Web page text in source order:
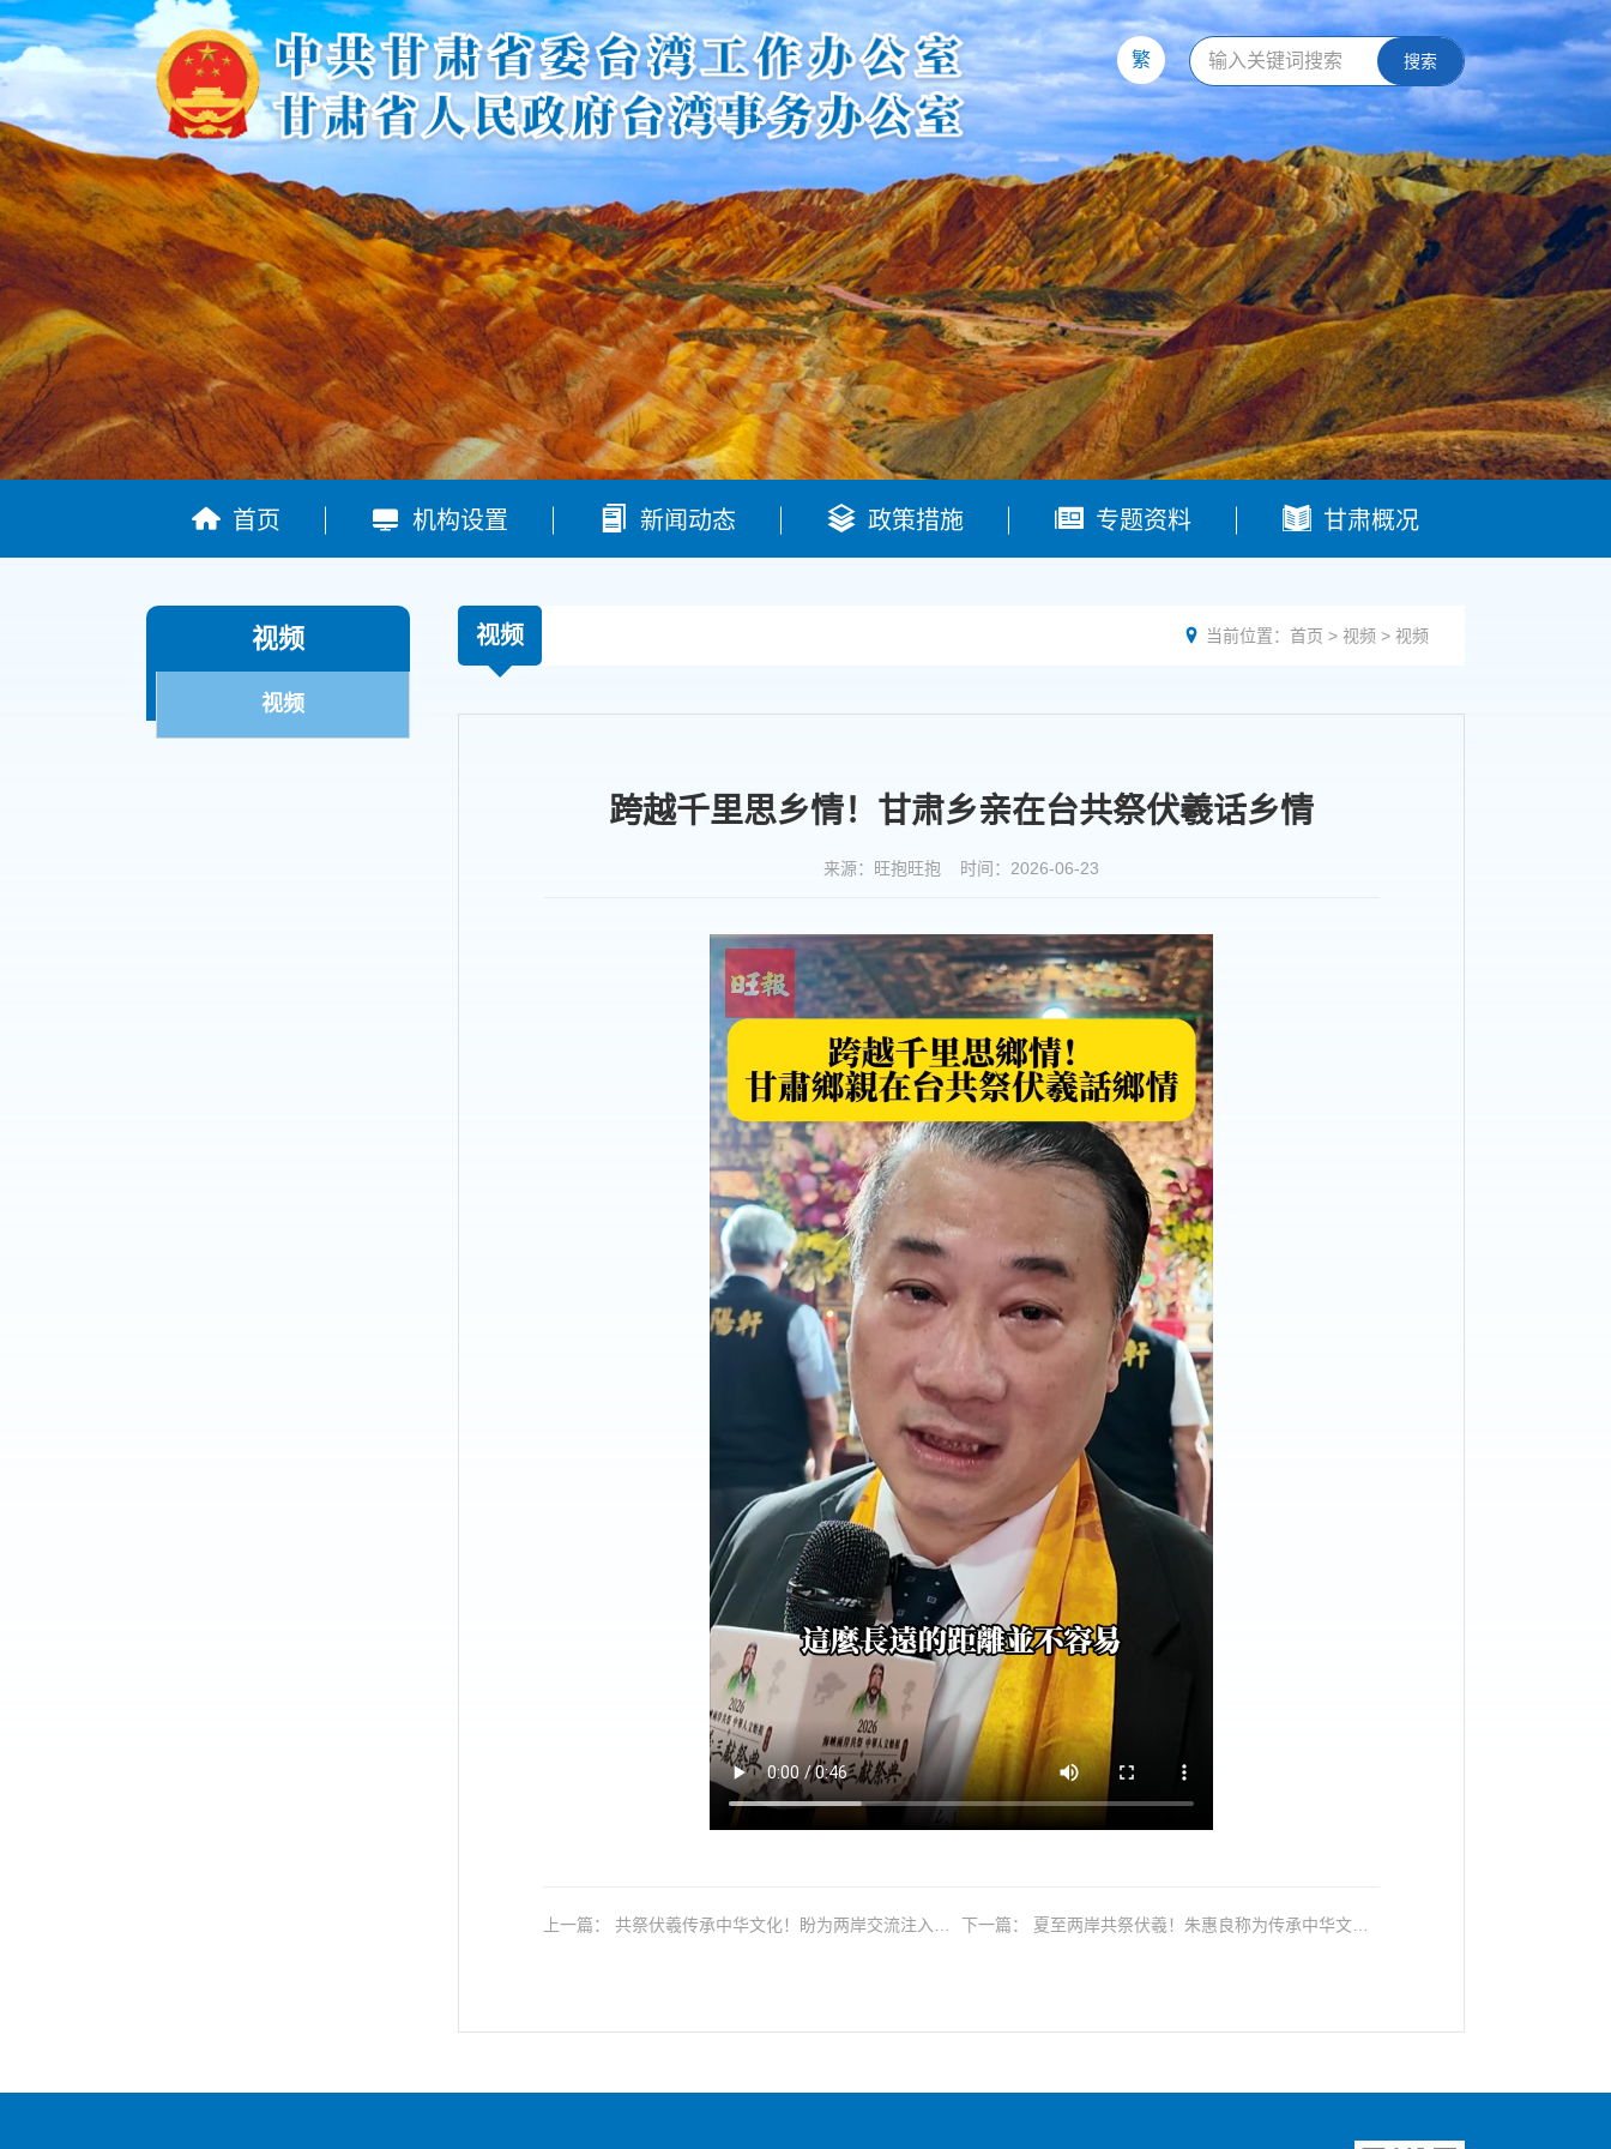
繁 搜索
 首页  机构设置  新闻动态  政策措施  专题资料  甘肃概况
视频
视频
视频  当前位置： 首页 > 视频 > 视频
跨越千里思乡情！甘肃乡亲在台共祭伏羲话乡情
来源：旺抱旺抱 时间：2026-06-23
上一篇： 共祭伏羲传承中华文化！盼为两岸交流注入更
下一篇： 夏至两岸共祭伏羲！朱惠良称为传承中华文化